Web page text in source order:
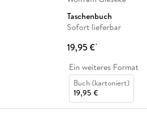
Taschenbuch
Sofort lieferbar
19,95 €*
Ein weiteres Format
Buch (kartoniert)
19,95 €